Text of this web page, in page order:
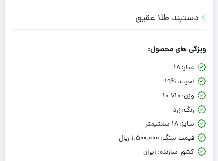
دستبند طلا عقیق
ویژگی های محصول:
عیار:18
اجرت: 19%
وزن: 10.710
رنگ: زرد
سایز:18 سانتیمتر
قیمت سنگ: 1.500.000 ريال
کشور سازنده: ایران